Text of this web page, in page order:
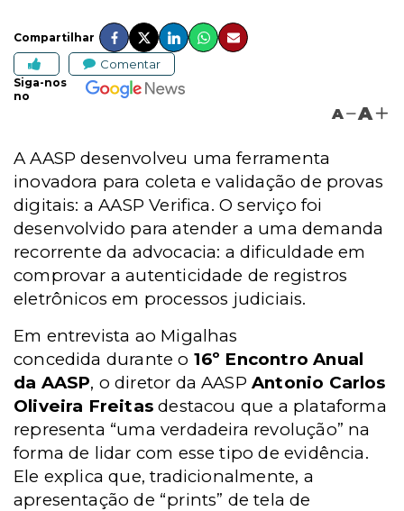
Compartilhar
Comentar
Siga-nos
no
A A
A AASP desenvolveu uma ferramenta
inovadora para coleta e validação de provas
digitais: a AASP Verifica. O serviço foi
desenvolvido para atender a uma demanda
recorrente da advocacia: a dificuldade em
comprovar a autenticidade de registros
eletrônicos em processos judiciais.
Em entrevista ao Migalhas
concedida durante o 16º Encontro Anual
da AASP, o diretor da AASPAntonio Carlos
Oliveira Freitas destacou que a plataforma
representa “uma verdadeira revolução” na
forma de lidar com esse tipo de evidência.
Ele explica que, tradicionalmente, a
apresentação de “prints” de tela de